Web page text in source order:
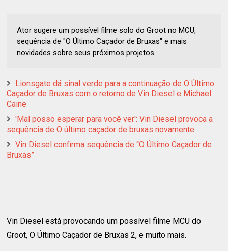
Ator sugere um possível filme solo do Groot no MCU,
sequência de "O Último Caçador de Bruxas" e mais
novidades sobre seus próximos projetos.
Lionsgate dá sinal verde para a continuação de O Último
Caçador de Bruxas com o retorno de Vin Diesel e Michael
Caine
'Mal posso esperar para você ver': Vin Diesel provoca a
sequência de O último caçador de bruxas novamente
Vin Diesel confirma sequência de “O Último Caçador de
Bruxas”
Vin Diesel está provocando um possível filme MCU do
Groot, O Último Caçador de Bruxas 2, e muito mais.